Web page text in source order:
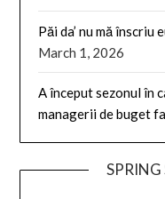
Păi da’ nu mă înscriu
March 1, 2026
A început sezonul în
managerii de buget
SPRING